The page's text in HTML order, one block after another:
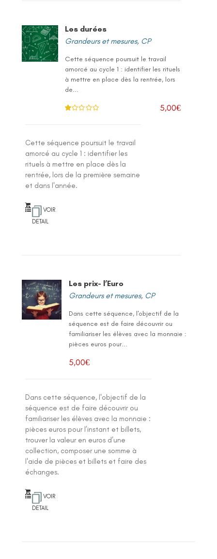
Les durées
Grandeurs et mesures, CP
Cette séquence poursuit le travail
amorcé au cycle 1 : identifier les rituels
à mettre en place dès la rentrée, lors
de...
0
su
r 5
5,00€
Cette séquence poursuit le travail
amorcé au cycle 1 : identifier les
rituels à mettre en place dès la
rentrée, lors de la première semaine
et dans l'année.
VOIR
DETAIL
Les prix- l’Euro
Grandeurs et mesures, CP
Dans cette séquence, l'objectif de la
séquence est de faire découvrir ou
familiariser les élèves avec la monnaie :
pièces euros pour...
5,00€
Dans cette séquence, l'objectif de la
séquence est de faire découvrir ou
familiariser les élèves avec la monnaie :
pièces euros pour l’instant et billets,
trouver la valeur en euros d’une
collection, composer une somme à
l'aide de pièces et billets et faire des
échanges.
VOIR
DETAIL